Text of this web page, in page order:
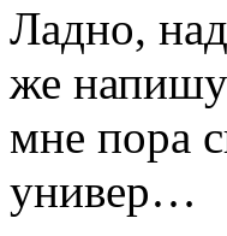
Ладно,
же
мне пора
универ…